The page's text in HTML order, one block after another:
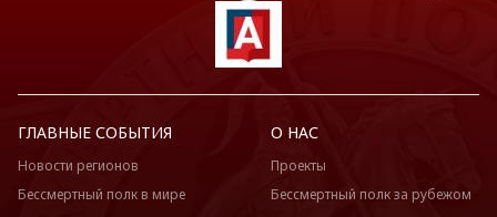
ГЛАВНЫЕ СОБЫТИЯ
Новости регионов
Бессмертный полк в мире
О НАС
Проекты
Бессмертный полк за рубежом